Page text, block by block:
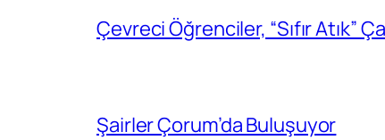
Çevreci Öğrenciler, “Sıfır Atık”
Şairler Çorum’da Buluşuyor